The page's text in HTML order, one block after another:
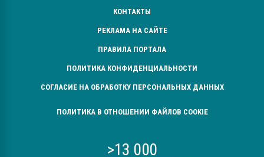
КОНТАКТЫ
РЕКЛАМА НА САЙТЕ
ПРАВИЛА ПОРТАЛА
ПОЛИТИКА КОНФИДЕНЦИАЛЬНОСТИ
СОГЛАСИЕ НА ОБРАБОТКУ ПЕРСОНАЛЬНЫХ ДАННЫХ
ПОЛИТИКА В ОТНОШЕНИИ ФАЙЛОВ COOKIE
>13 000